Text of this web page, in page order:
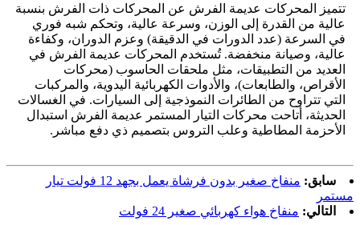
تتميز المحركات عديمة الفرش عن المحركات ذات الفرش بنسبة
عالية من القدرة إلى الوزن، وسرعة عالية، وتحكم شبه فوري
في السرعة (عدد الدورات في الدقيقة) وعزم الدوران، وكفاءة
عالية، وصيانة منخفضة. تُستخدم المحركات عديمة الفرش في
العديد من التطبيقات، مثل ملحقات الحاسوب (محركات
الأقراص، والطابعات)، والأدوات الكهربائية اليدوية، والمركبات
التي تتراوح من الطائرات النموذجية إلى السيارات. في الغسالات
الحديثة، أتاحت محركات التيار المستمر عديمة الفرش استبدال
الأحزمة المطاطية وعلب التروس بتصميم ذي دفع مباشر.
سابق:
منفاخ صغير بدون فرشاة يعمل بجهد 12 فولت تيار
مستمر
التالي: منفاخ هواء كهربائي صغير 24 فولت